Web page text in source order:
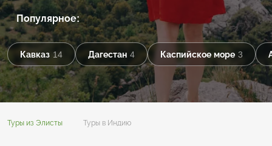
Популярное:
Кавказ 14 Дагестан 4 Каспийское море 3
Туры из Элисты Туры в Индию